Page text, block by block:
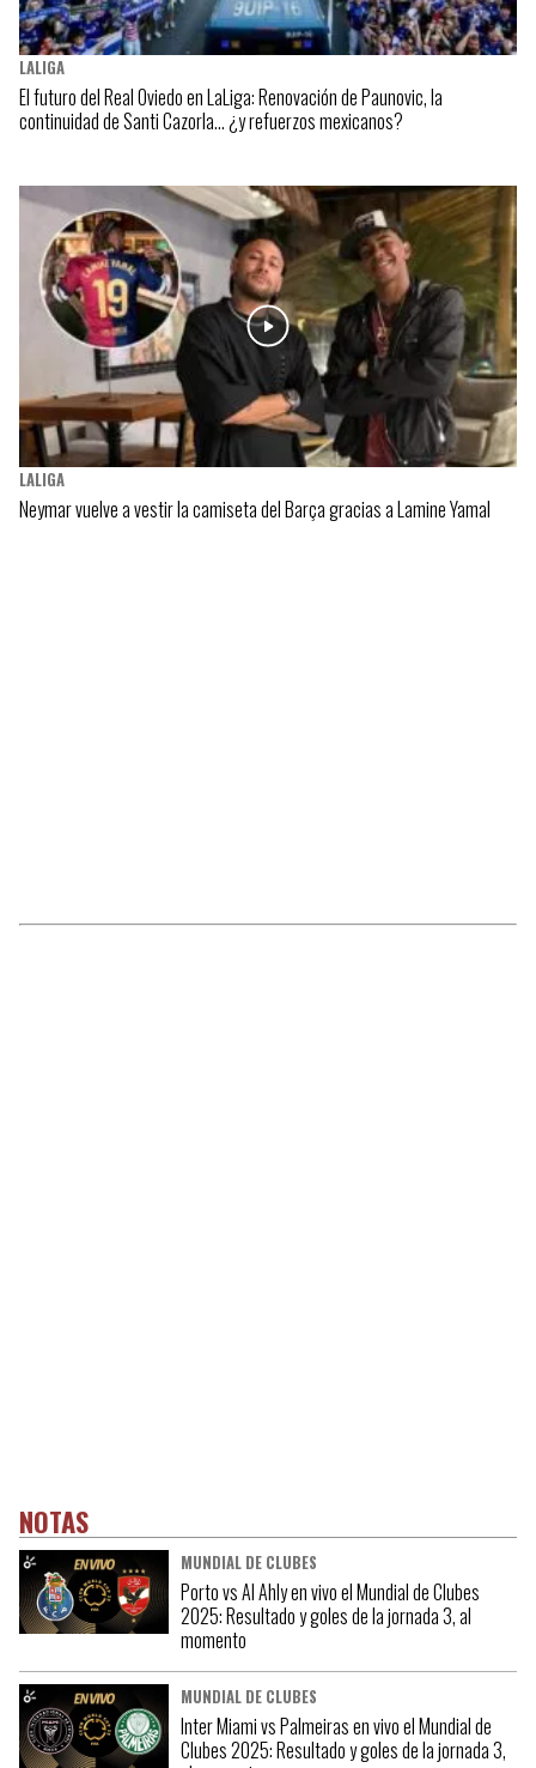
LALIGA
El futuro del Real Oviedo en LaLiga: Renovación de Paunovic, la
continuidad de Santi Cazorla… ¿y refuerzos mexicanos?
LALIGA
Neymar vuelve a vestir la camiseta del Barça gracias a Lamine Yamal
NOTAS
MUNDIAL DE CLUBES
Porto vs Al Ahly en vivo el Mundial de Clubes
2025: Resultado y goles de la jornada 3, al
momento
MUNDIAL DE CLUBES
Inter Miami vs Palmeiras en vivo el Mundial de
Clubes 2025: Resultado y goles de la jornada 3,